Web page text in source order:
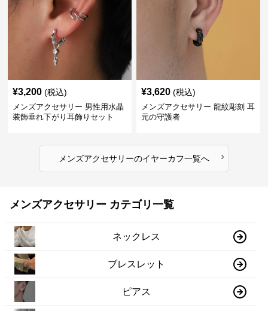
¥3,200 (税込)
メンズアクセサリー 男性用水晶
装飾垂れ下がり耳飾りセット
¥3,620 (税込)
メンズアクセサリー 龍紋彫刻 耳
元の守護者
メンズアクセサリーのイヤーカフ一覧へ ›
メンズアクセサリー カテゴリ一覧
ネックレス
ブレスレット
ピアス